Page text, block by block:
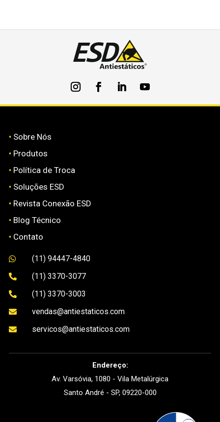
• Sobre Nós
• Produtos
• Política de Troca
• Soluções ESD
• Revista Conexão ESD
• Blog Técnico
• Contato
 (11) 94447-4840
 (11) 3370-3077
 (11) 3370-3003
 vendas@antiestaticos.com
 servicos@antiestaticos.com
Endereço:
Av. Varsóvia, 1080 - Vila Metalúrgica
Santo André - SP, 09220-000